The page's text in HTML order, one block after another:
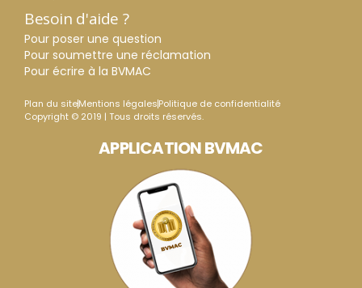
Besoin d'aide ?
Pour poser une question
Pour soumettre une réclamation
Pour écrire à la BVMAC
Plan du siteMentions légalesPolitique de confidentialité
Copyright © 2019 | Tous droits réservés.
APPLICATION BVMAC